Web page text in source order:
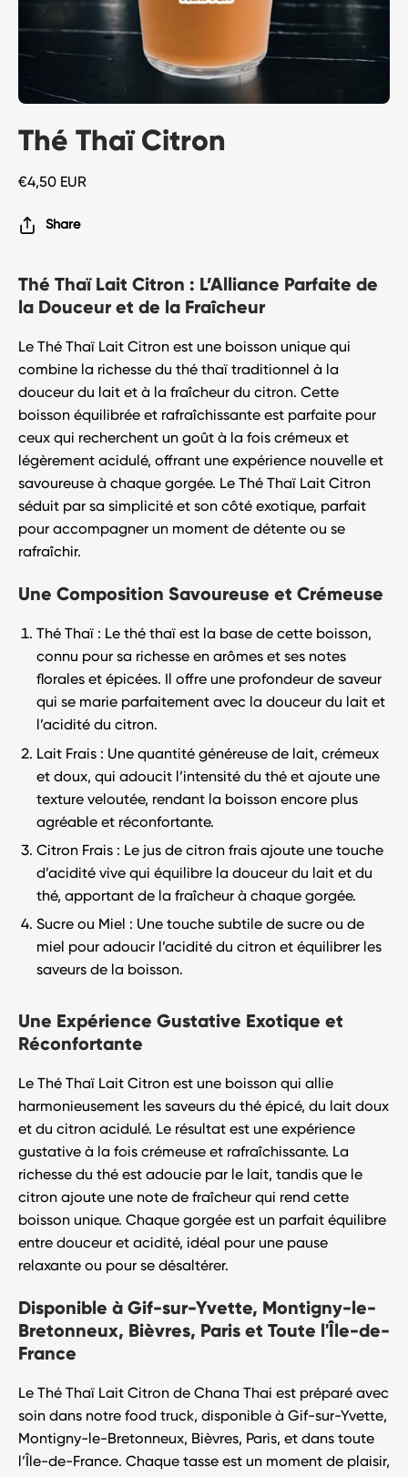
Thé Thaï Citron
€4,50 EUR
Share
Thé Thaï Lait Citron : L’Alliance Parfaite de
la Douceur et de la Fraîcheur
Le Thé Thaï Lait Citron est une boisson unique qui
combine la richesse du thé thaï traditionnel à la
douceur du lait et à la fraîcheur du citron. Cette
boisson équilibrée et rafraîchissante est parfaite pour
ceux qui recherchent un goût à la fois crémeux et
légèrement acidulé, offrant une expérience nouvelle et
savoureuse à chaque gorgée. Le Thé Thaï Lait Citron
séduit par sa simplicité et son côté exotique, parfait
pour accompagner un moment de détente ou se
rafraîchir.
Une Composition Savoureuse et Crémeuse
Thé Thaï : Le thé thaï est la base de cette boisson,
connu pour sa richesse en arômes et ses notes
florales et épicées. Il offre une profondeur de saveur
qui se marie parfaitement avec la douceur du lait et
l’acidité du citron.
Lait Frais : Une quantité généreuse de lait, crémeux
et doux, qui adoucit l’intensité du thé et ajoute une
texture veloutée, rendant la boisson encore plus
agréable et réconfortante.
Citron Frais : Le jus de citron frais ajoute une touche
d’acidité vive qui équilibre la douceur du lait et du
thé, apportant de la fraîcheur à chaque gorgée.
Sucre ou Miel : Une touche subtile de sucre ou de
miel pour adoucir l’acidité du citron et équilibrer les
saveurs de la boisson.
Une Expérience Gustative Exotique et
Réconfortante
Le Thé Thaï Lait Citron est une boisson qui allie
harmonieusement les saveurs du thé épicé, du lait doux
et du citron acidulé. Le résultat est une expérience
gustative à la fois crémeuse et rafraîchissante. La
richesse du thé est adoucie par le lait, tandis que le
citron ajoute une note de fraîcheur qui rend cette
boisson unique. Chaque gorgée est un parfait équilibre
entre douceur et acidité, idéal pour une pause
relaxante ou pour se désaltérer.
Disponible à Gif-sur-Yvette, Montigny-le-
Bretonneux, Bièvres, Paris et Toute l'Île-de-
France
Le Thé Thaï Lait Citron de Chana Thai est préparé avec
soin dans notre food truck, disponible à Gif-sur-Yvette,
Montigny-le-Bretonneux, Bièvres, Paris, et dans toute
l’Île-de-France. Chaque tasse est un moment de plaisir,